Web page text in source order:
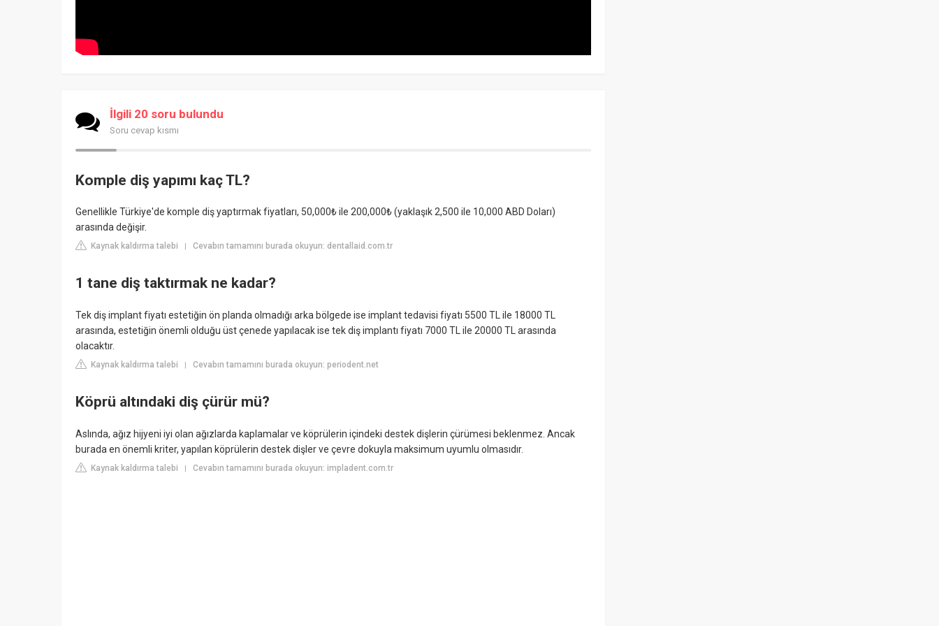
İlgili 20 soru bulundu
Soru cevap kısmı
Komple diş yapımı kaç TL?
Genellikle Türkiye'de komple diş yaptırmak fiyatları, 50,000₺ ile 200,000₺ (yaklaşık 2,500 ile 10,000 ABD Doları)
arasında değişir.
Kaynak kaldırma talebi | Cevabın tamamını burada okuyun: dentallaid.com.tr
1 tane diş taktırmak ne kadar?
Tek diş implant fiyatı estetiğin ön planda olmadığı arka bölgede ise implant tedavisi fiyatı 5500 TL ile 18000 TL
arasında, estetiğin önemli olduğu üst çenede yapılacak ise tek diş implantı fiyatı 7000 TL ile 20000 TL arasında
olacaktır.
Kaynak kaldırma talebi | Cevabın tamamını burada okuyun: periodent.net
Köprü altındaki diş çürür mü?
Aslında, ağız hijyeni iyi olan ağızlarda kaplamalar ve köprülerin içindeki destek dişlerin çürümesi beklenmez. Ancak
burada en önemli kriter, yapılan köprülerin destek dişler ve çevre dokuyla maksimum uyumlu olmasıdır.
Kaynak kaldırma talebi | Cevabın tamamını burada okuyun: impladent.com.tr